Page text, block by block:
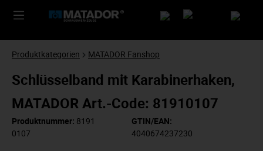
Produktkategorien MATADOR Fanshop
Schlüsselband mit Karabinerhaken,
MATADOR Art.-Code: 81910107
Produktnummer: 8191
0107
GTIN/EAN:
4040674237230